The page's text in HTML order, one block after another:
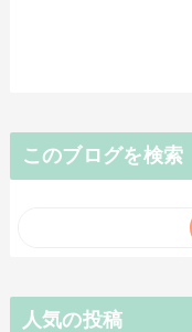
このブログを検索
人気の投稿